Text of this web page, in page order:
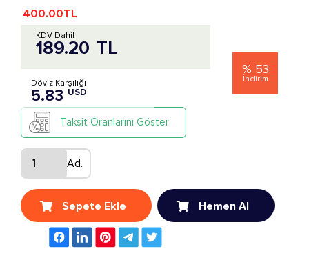
% 53
İndirim
400.00TL
189.20 TL
KDV Dahil
Döviz Karşılığı
5.83 USD
Taksit Oranlarını Göster
Ad.
Sepete Ekle Hemen Al